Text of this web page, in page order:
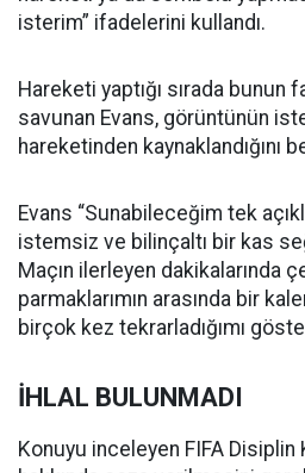
isterim” ifadelerini kullandı.
Hareketi yaptığı sırada bunun
savunan Evans, görüntünün
hareketinden kaynaklandığını
Evans “Sunabileceğim tek
istemsiz ve bilinçaltı bir kas
Maçın ilerleyen dakikalarında
parmaklarımın arasında bir
birçok kez tekrarladığımı
İHLAL BULUNMADI
Konuyu inceleyen FIFA Disiplin